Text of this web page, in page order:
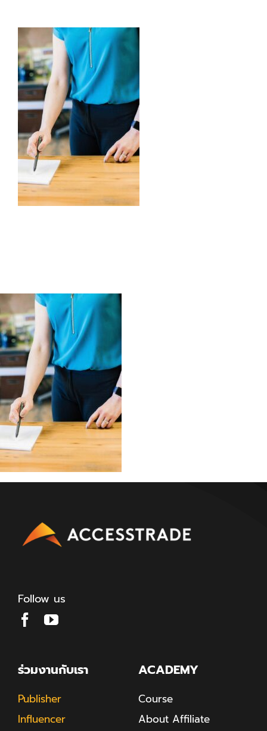
Follow us
ร่วมงานกับเรา
Publisher
Influencer
ACADEMY
Course
About Affiliate